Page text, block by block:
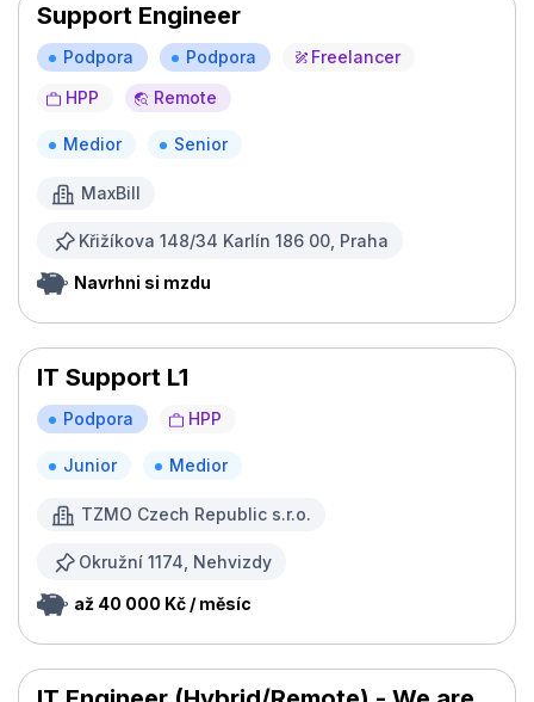
Support Engineer
Podpora Podpora
Freelancer
HPP
Remote
Medior Senior
MaxBill
Křižíkova 148/34 Karlín 186 00, Praha
Navrhni si mzdu
IT Support L1
Podpora HPP
Junior Medior
TZMO Czech Republic s.r.o.
Okružní 1174, Nehvizdy
až 40 000 Kč / měsíc